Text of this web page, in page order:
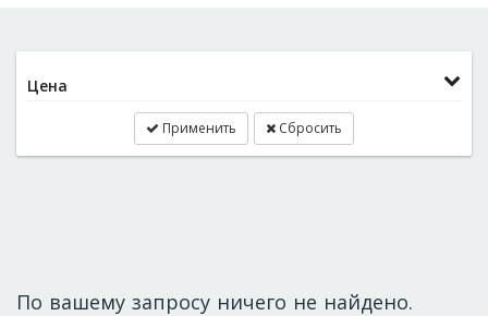
Цена
Применить Сбросить
По вашему запросу ничего не найдено.